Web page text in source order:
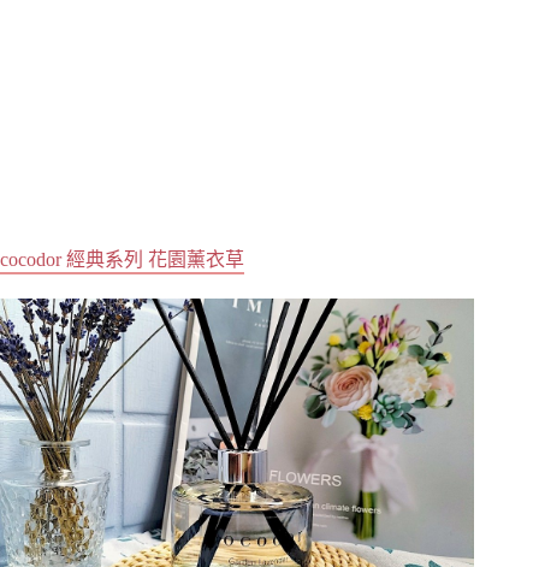
cocodor 經典系列 花園薰衣草